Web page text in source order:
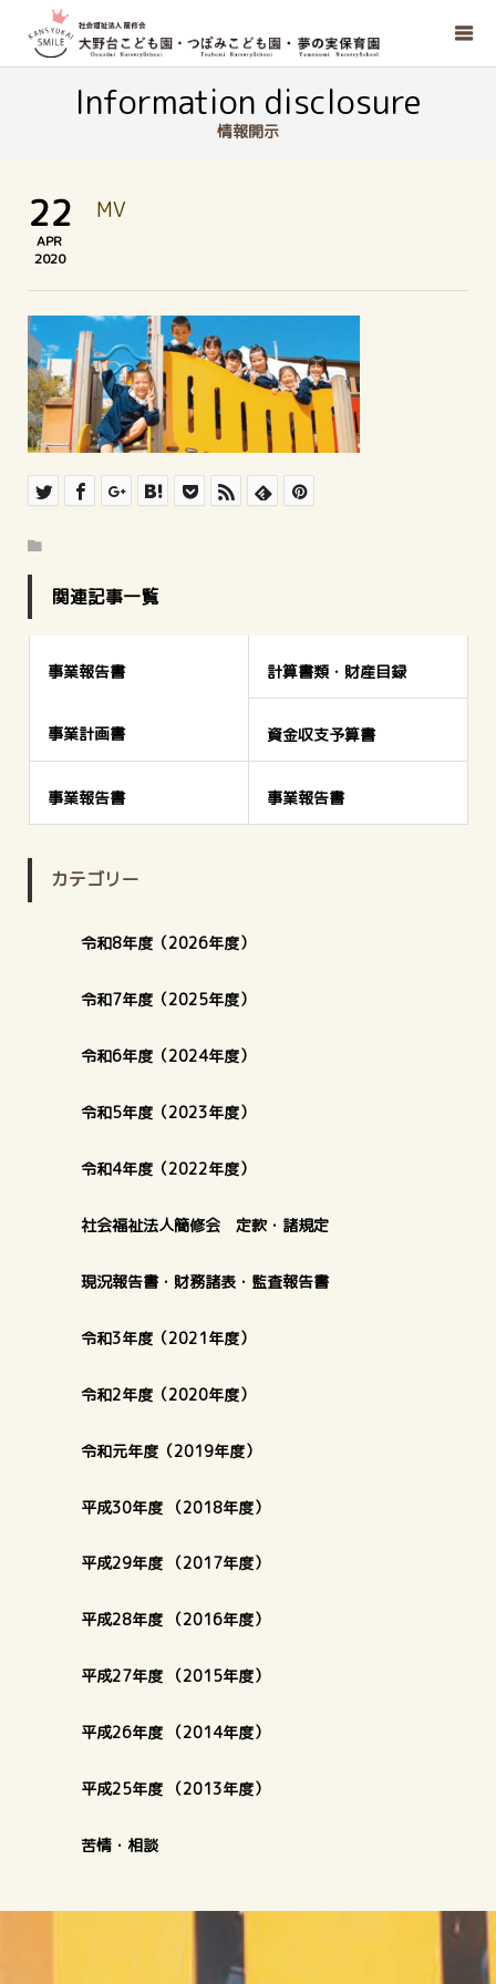
Information disclosure
情報開示
22
APR
2020
MV
関連記事一覧
事業報告書 計算書類・財産目録
事業計画書 資金収支予算書
事業報告書 事業報告書
カテゴリー
令和8年度（2026年度）
令和7年度（2025年度）
令和6年度（2024年度）
令和5年度（2023年度）
令和4年度（2022年度）
社会福祉法人簡修会 定款・諸規定
現況報告書・財務諸表・監査報告書
令和3年度（2021年度）
令和2年度（2020年度）
令和元年度（2019年度）
平成30年度 （2018年度）
平成29年度 （2017年度）
平成28年度 （2016年度）
平成27年度 （2015年度）
平成26年度 （2014年度）
平成25年度 （2013年度）
苦情・相談